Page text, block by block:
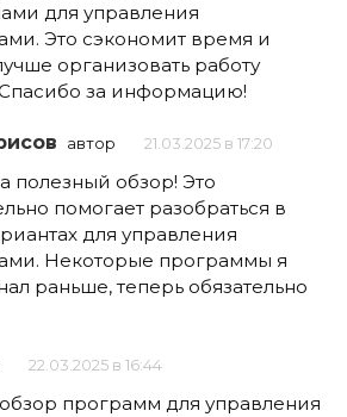
для управления
Это сэкономит время и
организовать работу
за информацию!
автор 21.03.2025 в 17:20
полезный обзор! Это
помогает разобраться в
для управления
Некоторые программы я
раньше, теперь обязательно
22.03.2025 в 16:44
программ для управления